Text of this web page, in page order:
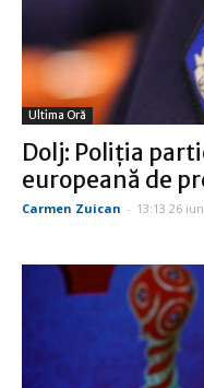
Ultima Oră
Dolj: Poliţia
europeană de
Carmen Zuican - 13:13 26